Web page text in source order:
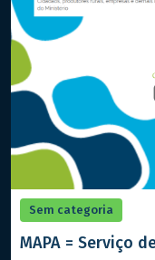
Sem categoria
MAPA = Serviço